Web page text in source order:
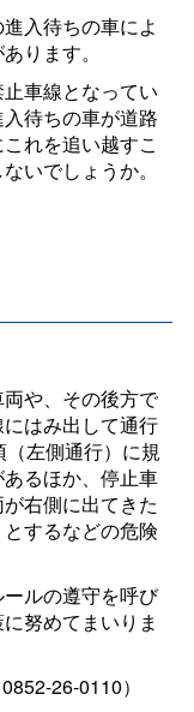
入待ちの車によ
ります。
車線となってい
待ちの車が道路
れを追い越すこ
いでしょうか。
や、その後方で
はみ出して通行
左側通行）に規
るほか、停止車
右側に出てきた
するなどの危険
ルの遵守を呼び
努めてまいりま
26-0110）